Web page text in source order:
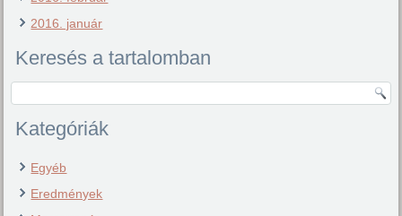
2016. január
Keresés a tartalomban
Kategóriák
Egyéb
Eredmények